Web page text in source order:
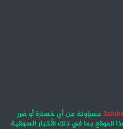
مسؤولة عن أي خسارة أو ضرر
الموقع بما في ذلك الأخبار السوقية